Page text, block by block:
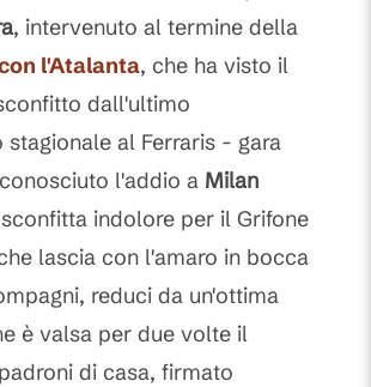
, intervenuto al termine della
l'Atalanta, che ha visto il
dall'ultimo
al Ferraris - gara
l'addio a Milan
indolore per il Grifone
lascia con l'amaro in bocca
reduci da un'ottima
è valsa per due volte il
di casa, firmato